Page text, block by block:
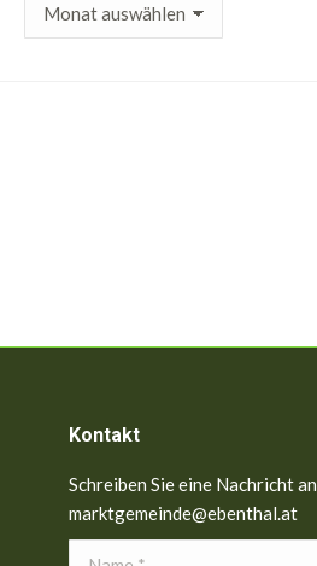
Kontakt
Schreiben Sie eine Nachricht an
marktgemeinde@ebenthal.at
Name *